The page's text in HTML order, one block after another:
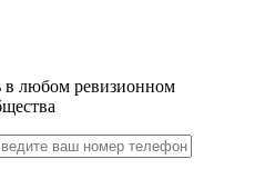
в любом ревизионном